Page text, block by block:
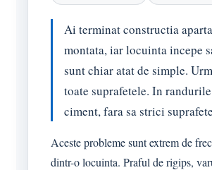
Ai terminat constructia
montata, iar locuinta incepe
sunt chiar atat de simple.
toate suprafetele. In
ciment, fara sa strici
Aceste probleme sunt extrem de
dintr-o locuinta. Praful de rigips,